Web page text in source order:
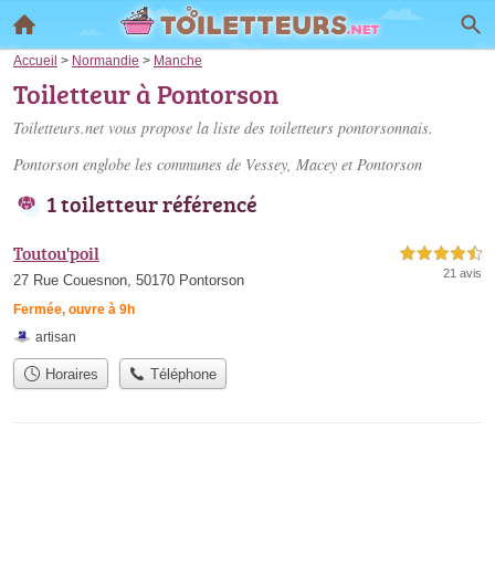
Accueil > Normandie > Manche
Toiletteur à Pontorson
Toiletteurs.net vous propose la liste des toiletteurs pontorsonnais.
Pontorson englobe les communes de Vessey, Macey et Pontorson
1 toiletteur référencé
Toutou'poil
27 Rue Couesnon, 50170 Pontorson
Fermée, ouvre à 9h
4,5 étoiles sur 5
21 avis
artisan
Horaires Téléphone